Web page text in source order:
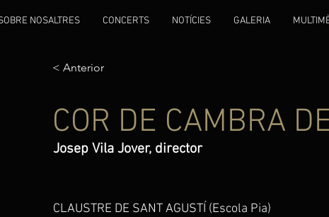
NOSALTRES CONCERTS NOTÍCIES GALERIA
< Anterior
COR DE CAMBRA
Josep Vila Jover, director
CLAUSTRE DE SANT AGUSTÍ (Escola Pia)